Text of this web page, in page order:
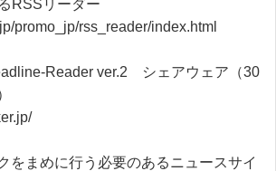
promo_jp/rss_reader/index.html
Reader ver.2　シェアウェア（30
をまめに行う必要のあるニュースサイ